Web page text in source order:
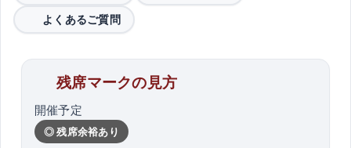
よくあるご質問
残席マークの見方
開催予定
◎ 残席余裕あり